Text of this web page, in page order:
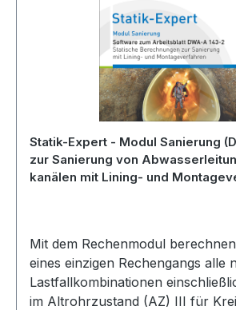
Statik-Expert - Modul Sanierung
zur Sanierung von
kanälen mit Lining- und
Mit dem Rechenmodul
eines einzigen Rechengangs alle
Lastfallkombinationen
im Altrohrzustand (AZ) III für